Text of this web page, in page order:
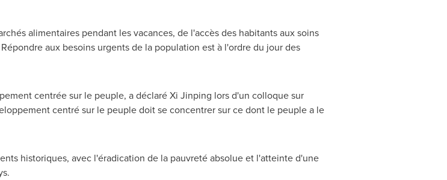
alimentaires pendant les vacances, de l'accès des habitants aux soins
aux besoins urgents de la population est à l'ordre du jour des
centrée sur le peuple, a déclaré Xi Jinping lors d'un colloque sur
centré sur le peuple doit se concentrer sur ce dont le peuple a le
historiques, avec l'éradication de la pauvreté absolue et l'atteinte d'une